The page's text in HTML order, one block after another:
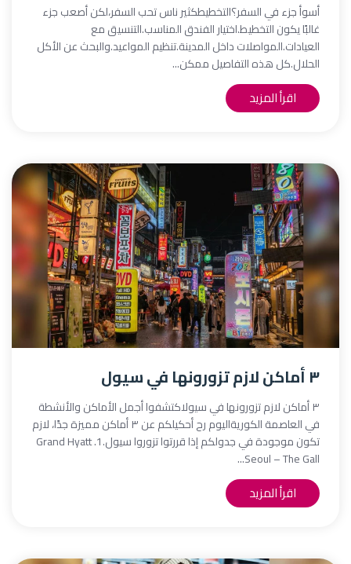
أسوأ جزء في السفر؟التخطيطكثير ناس تحب السفر،لكن أصعب جزء
غالبًا يكون التخطيط.اختيار الفندق المناسب.التنسيق مع
العيادات.المواصلات داخل المدينة.تنظيم المواعيد.والبحث عن الأكل
الحلال.كل هذه التفاصيل ممكن...
اقرأ المزيد
٣ أماكن لازم تزورونها في سيول
٣ أماكن لازم تزورونها في سيولاكتشفوا أجمل الأماكن والأنشطة
في العاصمة الكوريةاليوم رح أحكيلكم عن ٣ أماكن مميزة جدًا، لازم
تكون موجودة في جدولكم إذا قررتوا تزوروا سيول.1.⁠ ⁠Grand Hyatt
Seoul – The Gall...
اقرأ المزيد